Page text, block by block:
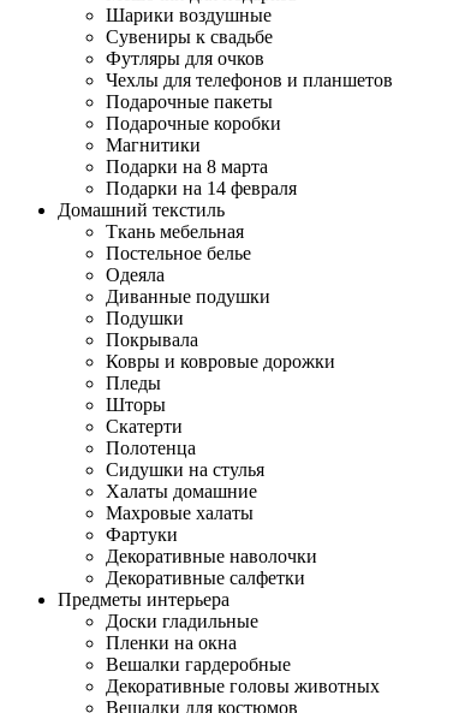
Шарики воздушные
Сувениры к свадьбе
Футляры для очков
Чехлы для телефонов и планшетов
Подарочные пакеты
Подарочные коробки
Магнитики
Подарки на 8 марта
Подарки на 14 февраля
Домашний текстиль
Ткань мебельная
Постельное белье
Одеяла
Диванные подушки
Подушки
Покрывала
Ковры и ковровые дорожки
Пледы
Шторы
Скатерти
Полотенца
Сидушки на стулья
Халаты домашние
Махровые халаты
Фартуки
Декоративные наволочки
Декоративные салфетки
Предметы интерьера
Доски гладильные
Пленки на окна
Вешалки гардеробные
Декоративные головы животных
Вешалки для костюмов